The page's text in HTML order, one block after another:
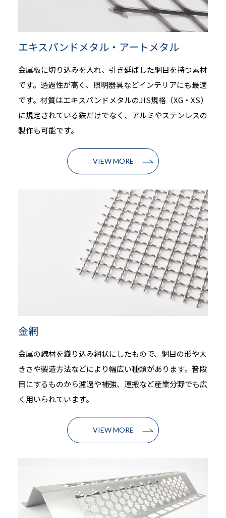
エキスパンドメタル・アートメタル
金属板に切り込みを入れ、引き延ばした網目を持つ素材
です。透過性が高く、照明器具などインテリアにも最適
です。材質はエキスパンドメタルのJIS規格（XG・XS）
に規定されている鉄だけでなく、アルミやステンレスの
製作も可能です。
VIEW MORE
金網
金属の線材を織り込み網状にしたもので、網目の形や大
きさや製造方法などにより幅広い種類があります。普段
目にするものから濾過や補強、運搬など産業分野でも広
く用いられています。
VIEW MORE